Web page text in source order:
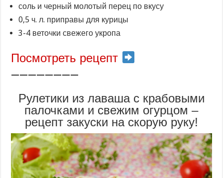
соль и черный молотый перец по вкусу
0,5 ч. л. приправы для курицы
3-4 веточки свежего укропа
Посмотреть рецепт
————————
Рулетики из лаваша с крабовыми
палочками и свежим огурцом –
рецепт закуски на скорую руку!